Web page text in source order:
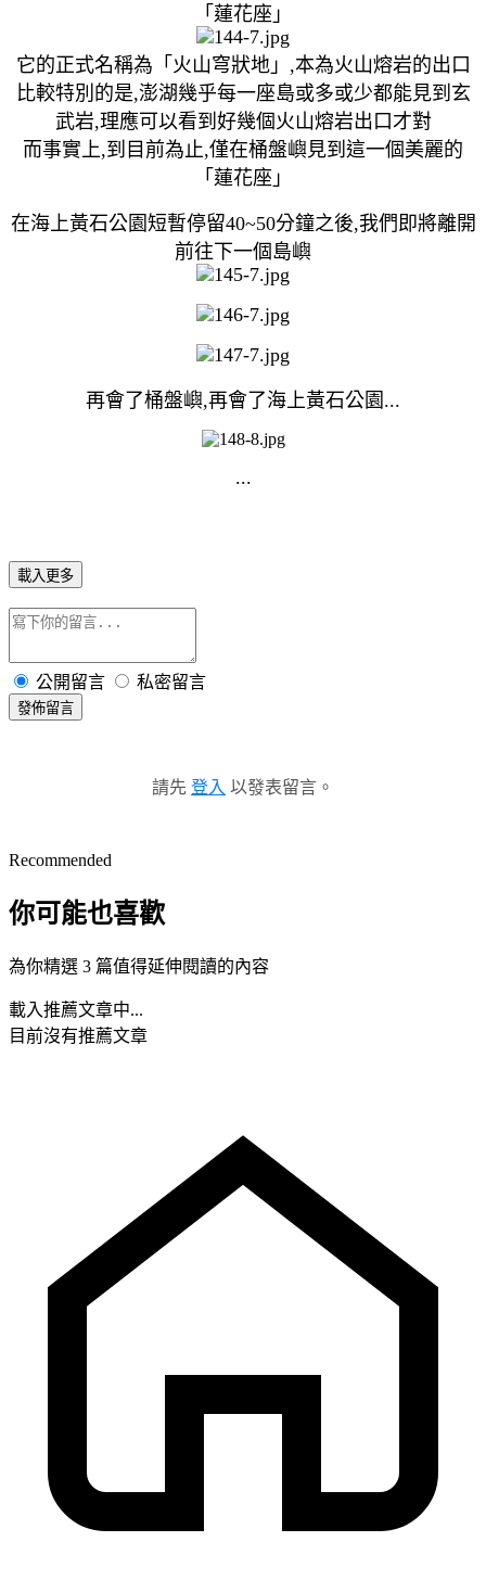
「蓮花座」
它的正式名稱為「火山穹狀地」,本為火山熔岩的出口
比較特別的是,澎湖幾乎每一座島或多或少都能見到玄
武岩,理應可以看到好幾個火山熔岩出口才對
而事實上,到目前為止,僅在桶盤嶼見到這一個美麗的
「蓮花座」
在海上黃石公園短暫停留40~50分鐘之後,我們即將離開
前往下一個島嶼
再會了桶盤嶼,再會了海上黃石公園...
...
載入更多
公開留言 私密留言
發佈留言
請先 登入 以發表留言。
Recommended
你可能也喜歡
為你精選 3 篇值得延伸閱讀的內容
載入推薦文章中...
目前沒有推薦文章